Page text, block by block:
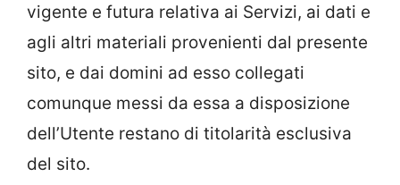
vigente e futura relativa ai Servizi, ai dati e
agli altri materiali provenienti dal presente
sito, e dai domini ad esso collegati
comunque messi da essa a disposizione
dell’Utente restano di titolarità esclusiva
del sito.